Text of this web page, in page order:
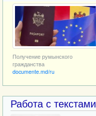
Получение румынского
гражданства
documente.md/ru
Работа с текстами